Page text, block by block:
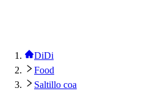
DiDi
Food
Saltillo coa